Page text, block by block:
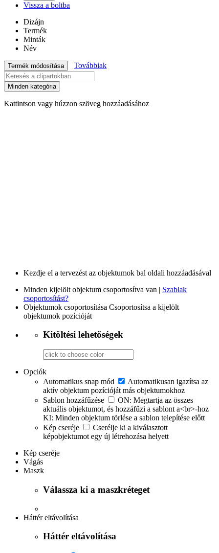
Vissza a boltba
Dizájn
Termék
Minták
Név
Termék módosítása Továbbiak
Minden kategória
Kattintson vagy húzzon szöveg hozzáadásához
Kezdje el a tervezést az objektumok bal oldali hozzáadásával
Minden kijelölt objektum csoportosítva van | Szablak
csoportosítást?
Objektumok csoportosítása Csoportosítsa a kijelölt
objektumok pozícióját
Kitöltési lehetőségek
Opciók
Automatikus snap mód
Automatikusan igazítsa az
aktív objektum pozícióját más objektumokhoz
Sablon hozzáfűzése
ON: Megtartja az összes
aktuális objektumot, és hozzáfűzi a sablont a<br>-hoz
KI: Minden objektum törlése a sablon telepítése előtt
Kép cseréje
Cserélje ki a kiválasztott
képobjektumot egy új létrehozása helyett
Kép cseréje
Vágás
Maszk
Válassza ki a maszkréteget
Háttér eltávolítása
Háttér eltávolítása